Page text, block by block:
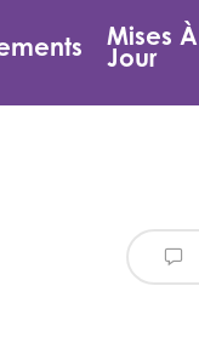
Mises À
Jour